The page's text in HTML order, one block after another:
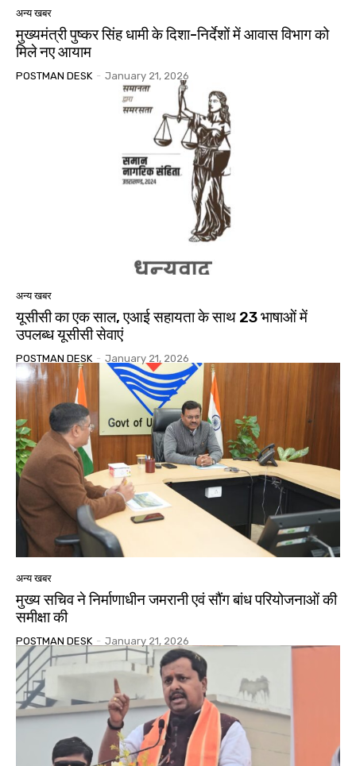
अन्य खबर
मुख्यमंत्री पुष्कर सिंह धामी के दिशा-निर्देशों में आवास विभाग को
मिले नए आयाम
POSTMAN DESK - January 21, 2026
अन्य खबर
यूसीसी का एक साल, एआई सहायता के साथ 23 भाषाओं में
उपलब्ध यूसीसी सेवाएं
POSTMAN DESK - January 21, 2026
अन्य खबर
मुख्य सचिव ने निर्माणाधीन जमरानी एवं सौंग बांध परियोजनाओं की
समीक्षा की
POSTMAN DESK - January 21, 2026